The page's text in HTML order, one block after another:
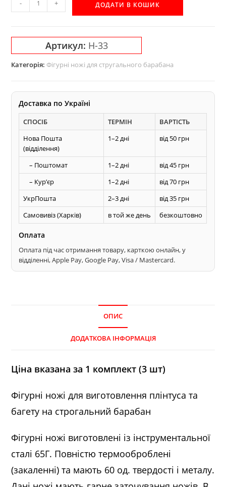
для
плінтуса
багету
барабан
кількість
- + ДОДАТИ В КОШИК
Артикул: Н-33
Категорія:Фігурні ножі для стругального барабана
Доставка по Україні
СПОСІБ ТЕРМІН
ВАРТІСТЬ
Нова Пошта
(відділення)
1–2 дні від 50 грн
– Поштомат 1–2 дні
від 45 грн
– Курʼєр
1–2 дні
від 70 грн
УкрПошта
2–3 дні
від 35 грн
Самовивіз (Харків)
в той же день безкоштовно
Оплата
Оплата під час отримання товару, карткою онлайн, у
відділенні, Apple Pay, Google Pay, Visa / Mastercard.
ОПИС
ДОДАТКОВА ІНФОРМАЦІЯ
Ціна вказана за 1 комплект (3 шт)
Фігурні ножі для виготовлення плінтуса та
багету на строгальний барабан
Фігурні ножі виготовлені із інструментальної
сталі 65Г. Повністю термооброблені
(закаленні) та мають 60 од. твердості і металу.